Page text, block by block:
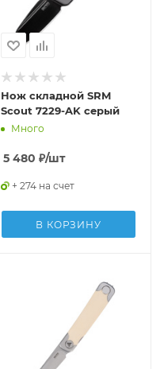
Нож складной SRM
Scout 7229-AK серый
Много
5 480 ₽/шт
+ 274 на счет
В КОРЗИНУ